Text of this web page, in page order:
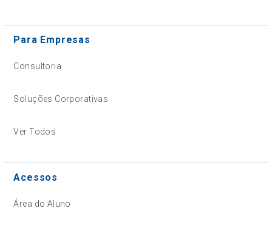
Para Empresas
Consultoria
Soluções Corporativas
Ver Todos
Acessos
Área do Aluno